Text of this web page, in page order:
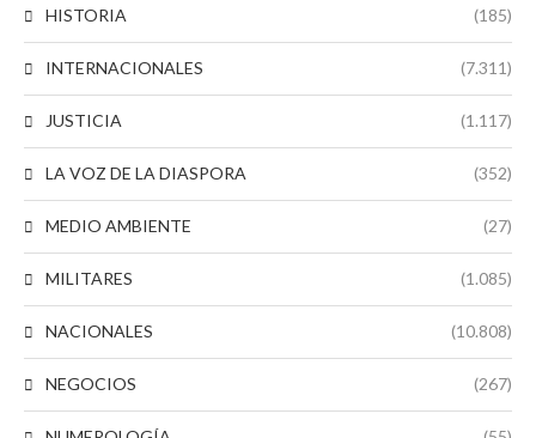
HISTORIA (185)
INTERNACIONALES (7.311)
JUSTICIA (1.117)
LA VOZ DE LA DIASPORA (352)
MEDIO AMBIENTE (27)
MILITARES (1.085)
NACIONALES (10.808)
NEGOCIOS (267)